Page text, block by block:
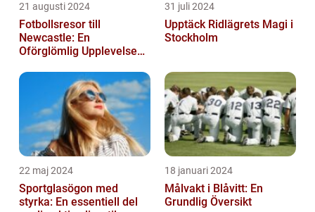
21 augusti 2024
Fotbollsresor till
Newcastle: En
Oförglömlig Upplevelse
31 juli 2024
Upptäck Ridlägrets Magi i
Stockholm
22 maj 2024
Sportglasögon med
styrka: En essentiell del
18 januari 2024
Målvakt i Blåvitt: En
Grundlig Översikt